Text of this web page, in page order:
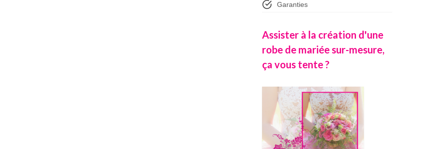
Garanties
Assister à la création d'une
robe de mariée sur-mesure,
ça vous tente ?